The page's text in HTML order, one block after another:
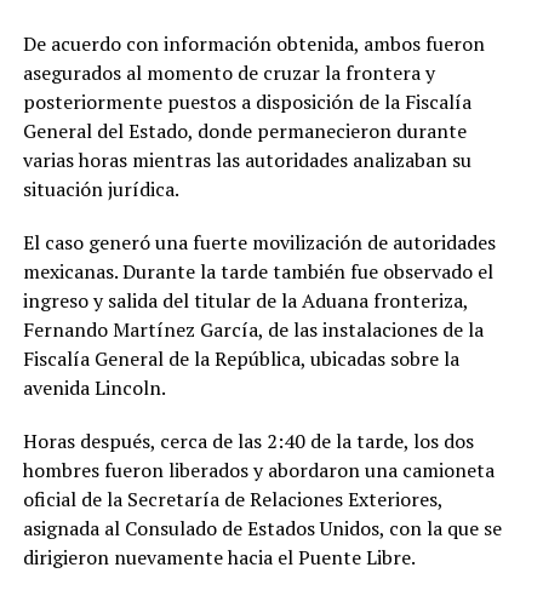
De acuerdo con información obtenida, ambos fueron
asegurados al momento de cruzar la frontera y
posteriormente puestos a disposición de la Fiscalía
General del Estado, donde permanecieron durante
varias horas mientras las autoridades analizaban su
situación jurídica.
El caso generó una fuerte movilización de autoridades
mexicanas. Durante la tarde también fue observado el
ingreso y salida del titular de la Aduana fronteriza,
Fernando Martínez García, de las instalaciones de la
Fiscalía General de la República, ubicadas sobre la
avenida Lincoln.
Horas después, cerca de las 2:40 de la tarde, los dos
hombres fueron liberados y abordaron una camioneta
oficial de la Secretaría de Relaciones Exteriores,
asignada al Consulado de Estados Unidos, con la que se
dirigieron nuevamente hacia el Puente Libre.